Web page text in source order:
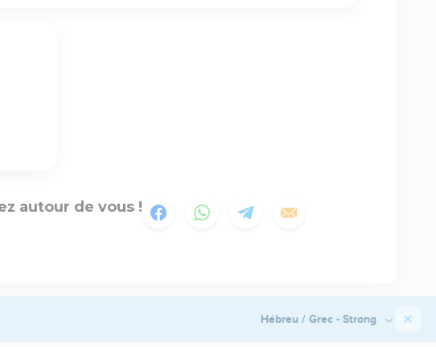
autour de vous !
Hébreu / Grec - Strong